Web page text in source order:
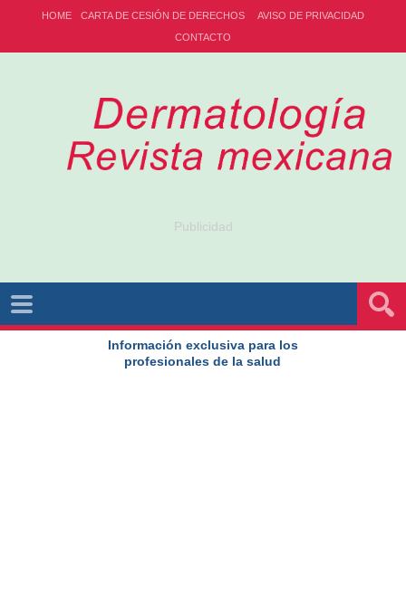
HOME CARTA DE CESIÓN DE DERECHOS
AVISO DE PRIVACIDAD
CONTACTO
Publicidad
Información exclusiva para los
profesionales de la salud